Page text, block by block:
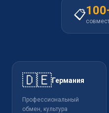
📋
🇩🇪Германия
Профессиональный
обмен, культура